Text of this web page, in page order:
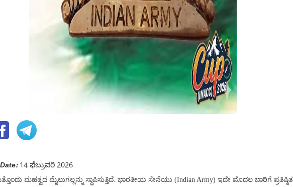
Date:14 ಫೆಬ್ರುವರಿ 2026
ಮಹತ್ವದ ಮೈಲುಗಲ್ಲನ್ನು ಸ್ಥಾಪಿಸುತ್ತಿದೆ. ಭಾರತೀಯ ಸೇನೆಯು (Indian Army) ಇದೇ ಮೊದಲ ಬಾರಿಗೆ ಪ್ರತಿಷ್ಠಿತ